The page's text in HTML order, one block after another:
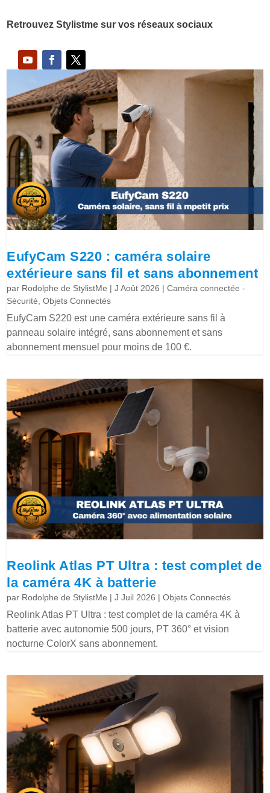
Retrouvez Stylistme sur vos réseaux sociaux
EufyCam S220 : caméra solaire
extérieure sans fil et sans abonnement
par Rodolphe de StylistMe |J Août 2026 |Caméra connectée -
Sécurité,Objets Connectés
EufyCam S220 est une caméra extérieure sans fil à
panneau solaire intégré, sans abonnement et sans
abonnement mensuel pour moins de 100 €.
Reolink Atlas PT Ultra : test complet de
la caméra 4K à batterie
par Rodolphe de StylistMe |J Juil 2026 |Objets Connectés
Reolink Atlas PT Ultra : test complet de la caméra 4K à
batterie avec autonomie 500 jours, PT 360° et vision
nocturne ColorX sans abonnement.